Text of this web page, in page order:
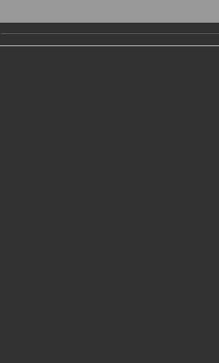
8 800